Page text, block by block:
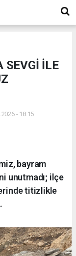
SEVGİ İLE
- 18:15
bayram
unutmadı; ilçe
titizlikle